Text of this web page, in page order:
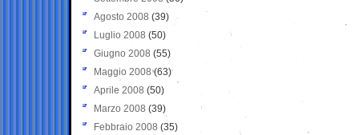
Agosto 2008 (39)
Luglio 2008 (50)
Giugno 2008 (55)
Maggio 2008(63)
Aprile 2008 (50)
Marzo 2008 (39)
Febbraio 2008 (35)